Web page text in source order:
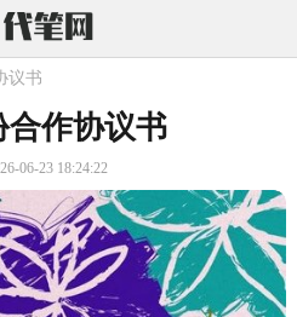
议书
合作协议书
06-23 18:24:22